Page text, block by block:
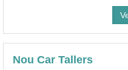
Nou Car Tallers